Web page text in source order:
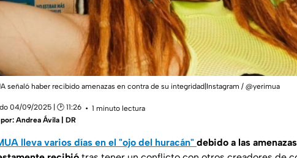
señaló haber recibido amenazas en contra de su integridad|Instagram / @yerimua
04/09/2025 | 🕑 11:26
1 minuto lectura
Andrea Ávila | DR
lleva varios días en el "ojo del huracán" debido a las